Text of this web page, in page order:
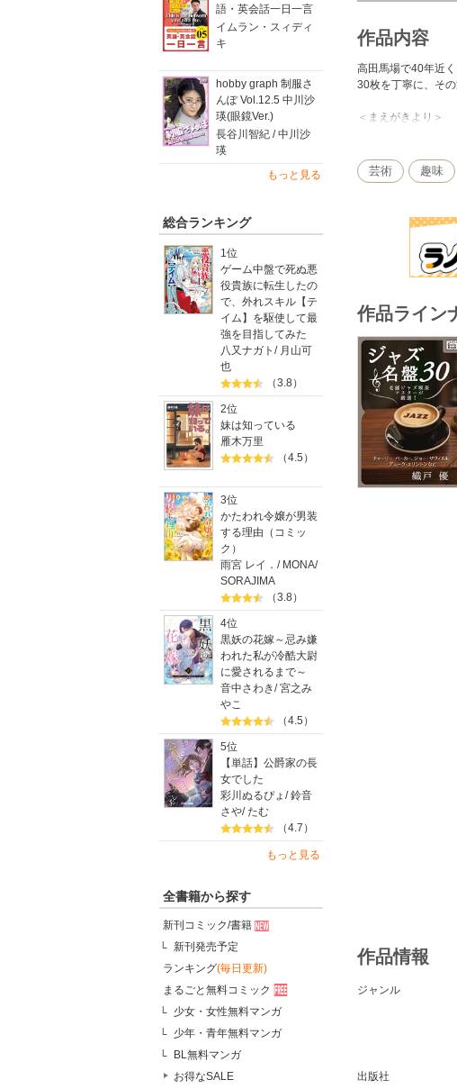
語・英会話一日一言
イムラン・スィディ
キ
hobby graph 制服さ
んぽ Vol.12.5 中川沙
瑛(眼鏡Ver.)
長谷川智紀 / 中川沙
瑛
もっと見る
総合ランキング
1位
ゲーム中盤で死ぬ悪
役貴族に転生したの
で、外れスキル【テ
イム】を駆使して最
強を目指してみた
八又ナガト / 月山可
也
（3.8）
2位
妹は知っている
雁木万里
（4.5）
3位
かたわれ令嬢が男装
する理由（コミッ
ク）
雨宮 レイ． / MONA/
SORAJIMA
（3.8）
4位
黒妖の花嫁～忌み嫌
われた私が冷酷大尉
に愛されるまで～
音中さわき/宮之み
やこ
（4.5）
5位
【単話】公爵家の長
女でした
彩川ぬるぴょ /鈴音
さや/たむ
（4.7）
もっと見る
全書籍から探す
新刊コミック/書籍
新刊発売予定
ランキング(毎日更新)
まるごと無料コミック
少女・女性無料マンガ
少年・青年無料マンガ
BL無料マンガ
お得なSALE
作品内容
高田馬場で40年近
30枚を丁寧に、そ
＜まえがきより＞
30枚という枠があ
ージシャン同士の
楽しもうとする。
生命の系統樹のよ
想像力を試すしか
織戸 優（おりと
にわたり勤め、早
を楽しんでもらう
店」、「古本屋」
★impress
芸術 趣味
作品ライ
作品情報
ジャンル
出版社